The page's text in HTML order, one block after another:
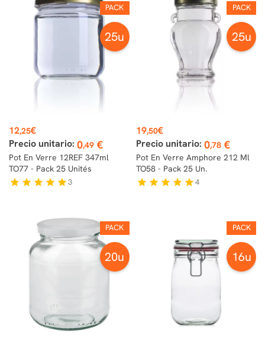
PACK
25u
Prix
12,25€
Precio unitario: 0,49 €
Pot En Verre 12REF 347ml
TO77 - Pack 25 Unités
star star star star star3
PACK
25u
Prix
19,50€
Precio unitario: 0,78€
Pot En Verre Amphore 212 Ml
TO58 - Pack 25 Un.
star star star star star4
PACK
20u
PACK
16u